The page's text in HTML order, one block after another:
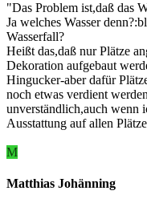
"Das Problem ist,daß das
Ja welches Wasser
Wasserfall?
Heißt das,daß nur Plätze
Dekoration aufgebaut
Hingucker-aber dafür
noch etwas verdient
unverständlich,auch wenn
Ausstattung auf allen
M
Matthias Johänning